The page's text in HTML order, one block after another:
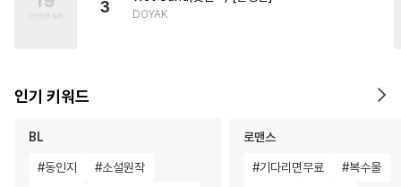
3 DOYAK
인기 키워드
BL
#동인지 #소설원작
로맨스
#기다리면무료 #복수물